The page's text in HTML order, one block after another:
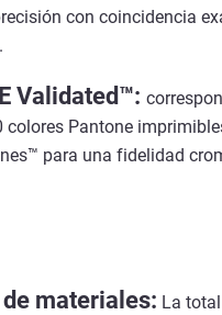
con coincidencia
Validated™:
colores Pantone
para una fidelidad
materiales: La